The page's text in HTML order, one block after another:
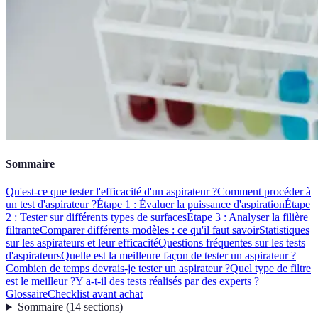
Sommaire
Qu'est-ce que tester l'efficacité d'un aspirateur ?Comment procéder à
un test d'aspirateur ?Étape 1 : Évaluer la puissance d'aspirationÉtape
2 : Tester sur différents types de surfacesÉtape 3 : Analyser la filière
filtranteComparer différents modèles : ce qu'il faut savoirStatistiques
sur les aspirateurs et leur efficacitéQuestions fréquentes sur les tests
d'aspirateursQuelle est la meilleure façon de tester un aspirateur ?
Combien de temps devrais-je tester un aspirateur ?Quel type de filtre
est le meilleur ?Y a-t-il des tests réalisés par des experts ?
GlossaireChecklist avant achat
Sommaire(14 sections)